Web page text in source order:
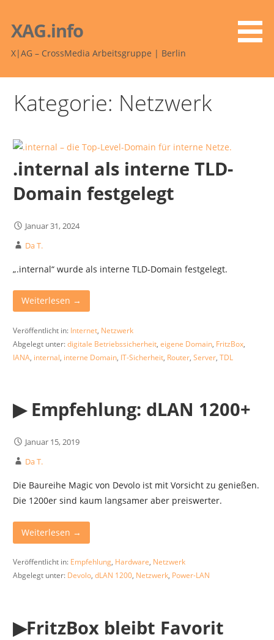
Inhalt
springen
XAG.info
X|AG – CrossMedia Arbeitsgruppe | Berlin
Kategorie: Netzwerk
.internal als interne TLD-
Domain festgelegt
Januar 31, 2024
Da T.
„.internal“ wurde als interne TLD-Domain festgelegt.
Weiterlesen →
Veröffentlicht in: Internet, Netzwerk
Abgelegt unter:digitale Betriebssicherheit, eigene Domain, FritzBox,
IANA, internal, interne Domain, IT-Sicherheit, Router, Server, TDL
▶︎ Empfehlung: dLAN 1200+
Januar 15, 2019
Da T.
Die Baureihe Magic von Devolo ist mit Vorsicht zu genießen.
Die 1200er sind kaum langsamer aber preiswerter.
Weiterlesen →
Veröffentlicht in: Empfehlung, Hardware, Netzwerk
Abgelegt unter: Devolo, dLAN 1200, Netzwerk, Power-LAN
▶︎FritzBox bleibt Favorit